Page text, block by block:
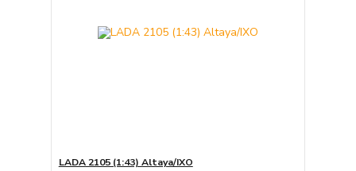
LADA 2105 (1:43) Altaya/IXO